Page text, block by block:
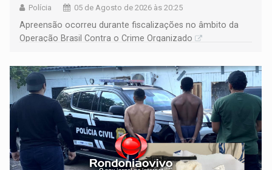
Polícia 05 de Agosto de 2026 às 20:25
Apreensão ocorreu durante fiscalizações no âmbito da
Operação Brasil Contra o Crime Organizado